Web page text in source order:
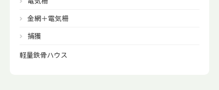
金網＋電気柵
捕獲
軽量鉄骨ハウス